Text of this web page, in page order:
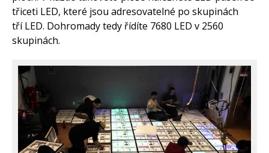
třiceti LED, které jsou adresovatelné po skupinách
tří LED. Dohromady tedy řídíte 7680 LED v 2560
skupinách.